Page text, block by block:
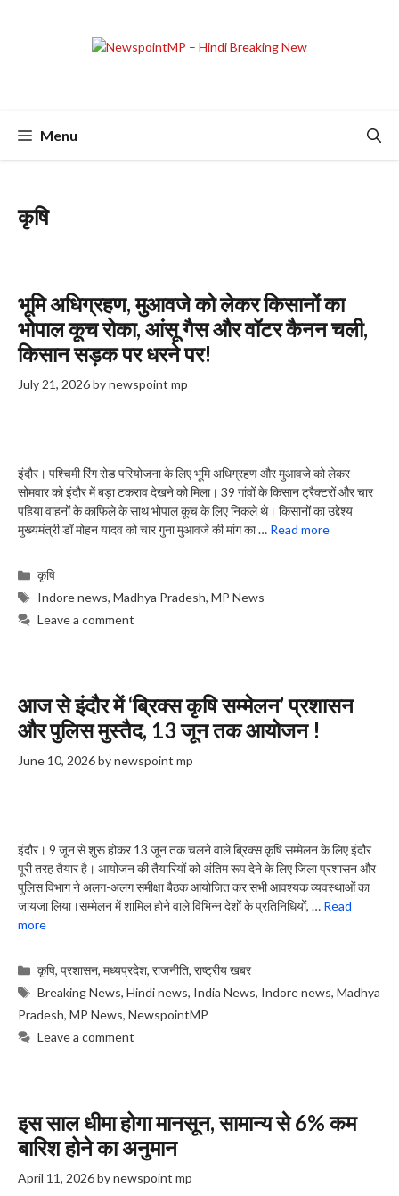
Menu
कृषि
भूमि अधिग्रहण, मुआवजे को लेकर किसानों का
भोपाल कूच रोका, आंसू गैस और वॉटर कैनन चली,
किसान सड़क पर धरने पर!
July 21, 2026bynewspoint mp
इंदौर। पश्चिमी रिंग रोड परियोजना के लिए भूमि अधिग्रहण और मुआवजे को लेकर
सोमवार को इंदौर में बड़ा टकराव देखने को मिला। 39 गांवों के किसान ट्रैक्टरों और चार
पहिया वाहनों के काफिले के साथ भोपाल कूच के लिए निकले थे। किसानों का उद्देश्य
मुख्यमंत्री डॉ मोहन यादव को चार गुना मुआवजे की मांग का … Read more
Categories
कृषि
Tags
Indore news,Madhya Pradesh,MP News
Leave a comment
आज से इंदौर में ‘ब्रिक्स कृषि सम्मेलन’ प्रशासन
और पुलिस मुस्तैद, 13 जून तक आयोजन !
June 10, 2026bynewspoint mp
इंदौर। 9 जून से शुरू होकर 13 जून तक चलने वाले ब्रिक्स कृषि सम्मेलन के लिए इंदौर
पूरी तरह तैयार है। आयोजन की तैयारियों को अंतिम रूप देने के लिए जिला प्रशासन और
पुलिस विभाग ने अलग-अलग समीक्षा बैठक आयोजित कर सभी आवश्यक व्यवस्थाओं का
जायजा लिया।सम्मेलन में शामिल होने वाले विभिन्न देशों के प्रतिनिधियों, … Read
more
Categories
कृषि,प्रशासन,मध्यप्रदेश,राजनीति,राष्ट्रीय खबर
Tags
Breaking News,Hindi news, India News, Indore news,Madhya
Pradesh, MP News, NewspointMP
Leave a comment
इस साल धीमा होगा मानसून, सामान्य से 6% कम
बारिश होने का अनुमान
April 11, 2026bynewspoint mp